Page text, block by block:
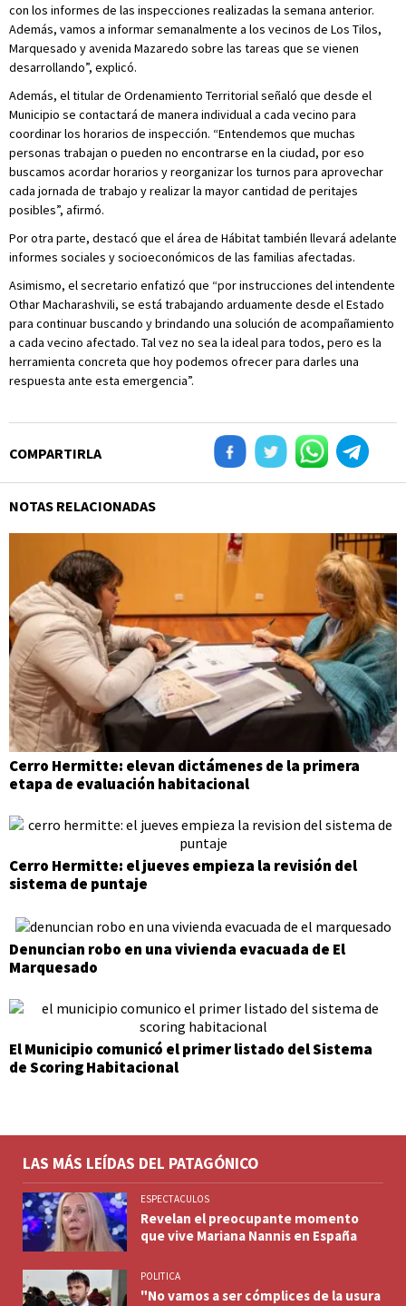
con los informes de las inspecciones realizadas la semana anterior.
Además, vamos a informar semanalmente a los vecinos de Los Tilos,
Marquesado y avenida Mazaredo sobre las tareas que se vienen
desarrollando”, explicó.
Además, el titular de Ordenamiento Territorial señaló que desde el
Municipio se contactará de manera individual a cada vecino para
coordinar los horarios de inspección. “Entendemos que muchas
personas trabajan o pueden no encontrarse en la ciudad, por eso
buscamos acordar horarios y reorganizar los turnos para aprovechar
cada jornada de trabajo y realizar la mayor cantidad de peritajes
posibles”, afirmó.
Por otra parte, destacó que el área de Hábitat también llevará adelante
informes sociales y socioeconómicos de las familias afectadas.
Asimismo, el secretario enfatizó que “por instrucciones del intendente
Othar Macharashvili, se está trabajando arduamente desde el Estado
para continuar buscando y brindando una solución de acompañamiento
a cada vecino afectado. Tal vez no sea la ideal para todos, pero es la
herramienta concreta que hoy podemos ofrecer para darles una
respuesta ante esta emergencia”.
COMPARTIRLA
NOTAS RELACIONADAS
Cerro Hermitte: elevan dictámenes de la primera
etapa de evaluación habitacional
Cerro Hermitte: el jueves empieza la revisión del
sistema de puntaje
Denuncian robo en una vivienda evacuada de El
Marquesado
El Municipio comunicó el primer listado del Sistema
de Scoring Habitacional
LAS MÁS LEÍDAS DEL PATAGÓNICO
ESPECTACULOS
Revelan el preocupante momento
que vive Mariana Nannis en España
POLITICA
"No vamos a ser cómplices de la usura